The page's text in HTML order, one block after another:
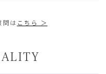
問は こちら ＞